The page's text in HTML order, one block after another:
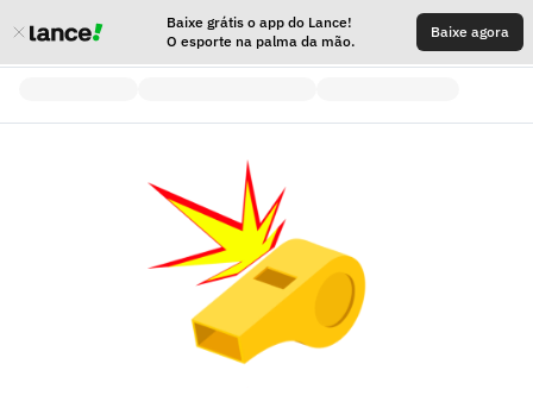
Baixe grátis o app do Lance!
O esporte na palma da mão.
Baixe agora